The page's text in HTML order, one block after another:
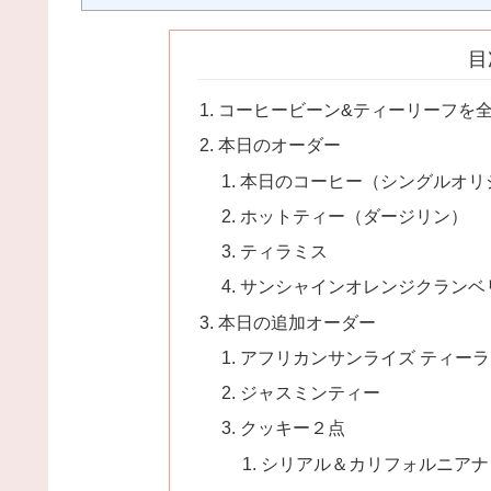
コーヒービーン&ティーリーフを
本日のオーダー
本日のコーヒー（シングルオリ
ホットティー（ダージリン）
ティラミス
サンシャインオレンジクランベ
本日の追加オーダー
アフリカンサンライズ ティー
ジャスミンティー
クッキー２点
シリアル＆カリフォルニア